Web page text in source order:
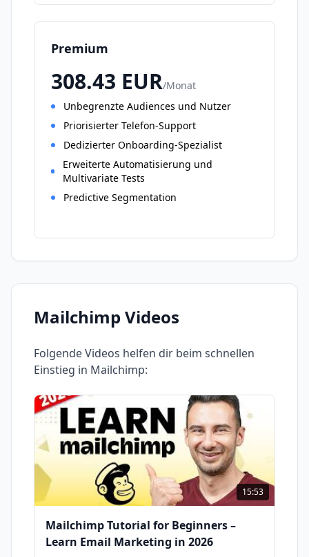
Premium
308.43 EUR/Monat
Unbegrenzte Audiences und Nutzer
Priorisierter Telefon-Support
Dedizierter Onboarding-Spezialist
Erweiterte Automatisierung und
Multivariate Tests
Predictive Segmentation
Mailchimp Videos
Folgende Videos helfen dir beim schnellen
Einstieg in Mailchimp:
15:53
Mailchimp Tutorial for Beginners –
Learn Email Marketing in 2026